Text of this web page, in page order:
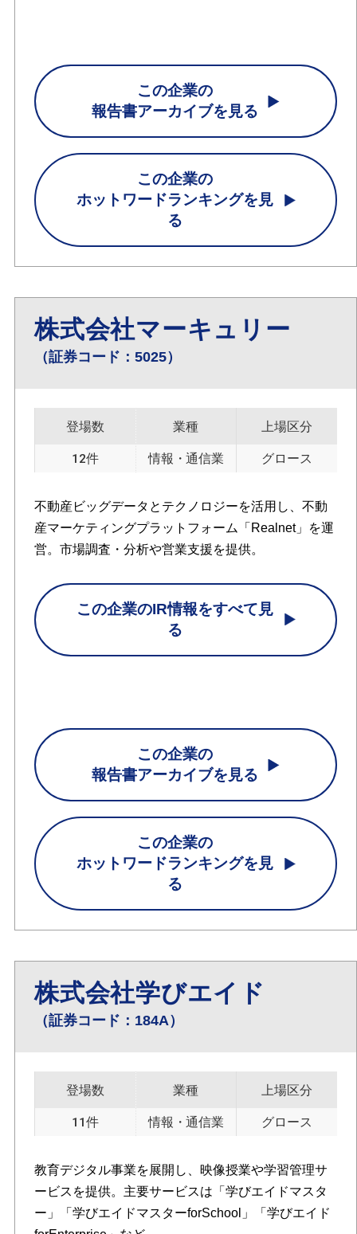
この企業の
報告書アーカイブを見る
この企業の
ホットワードランキングを見
る
株式会社マーキュリー
（証券コード：5025）
登場数
12件
業種
情報・通信業
上場区分
グロース
不動産ビッグデータとテクノロジーを活用し、不動
産マーケティングプラットフォーム「Realnet」を運
営。市場調査・分析や営業支援を提供。
この企業のIR情報をすべて見
る
この企業の
報告書アーカイブを見る
この企業の
ホットワードランキングを見
る
株式会社学びエイド
（証券コード：184A）
登場数
11件
業種
情報・通信業
上場区分
グロース
教育デジタル事業を展開し、映像授業や学習管理サ
ービスを提供。主要サービスは「学びエイドマスタ
ー」「学びエイドマスターforSchool」「学びエイド